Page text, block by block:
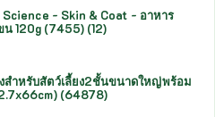
Science - Skin & Coat - อาหาร
น 120g (7455) (12)
สำหรับสัตว์เลี้ยง2ชั้นขนาดใหญ่พร้อม
(64878)